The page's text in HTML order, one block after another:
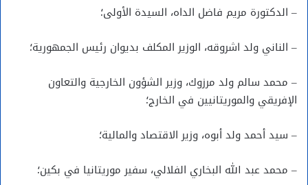
– الدكتورة مريم فاضل الداه، السيدة الأولى؛
– الناني ولد اشروقه، الوزير المكلف بديوان رئيس الجمهورية؛
– محمد سالم ولد مرزوك، وزير الشؤون الخارجية والتعاون
الإفريقي والموريتانيين في الخارج؛
– سيد أحمد ولد أبوه، وزير الاقتصاد والمالية؛
– محمد عبد الله البخاري الفلالي، سفير موريتانيا في بكين؛